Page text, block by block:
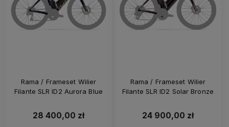
Rama / Frameset Wilier
Filante SLR ID2 Aurora Blue
28 400,00 zł
Rama / Frameset Wilier
Filante SLR ID2 Solar Bronze
24 900,00 zł